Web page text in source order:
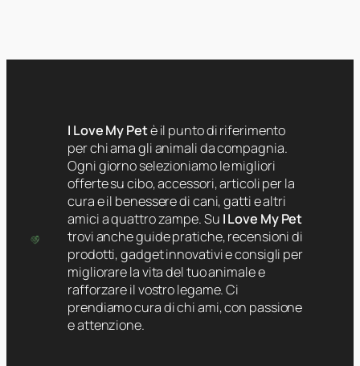
I Love My Petè il punto di riferimento
per chi ama gli animali da compagnia.
Ogni giorno selezioniamo le migliori
offerte su cibo, accessori, articoli per la
cura e il benessere di cani, gatti e altri
amici a quattro zampe. Su I Love My Pet
trovi anche guide pratiche, recensioni di
prodotti, gadget innovativi e consigli per
migliorare la vita del tuo animale e
rafforzare il vostro legame. Ci
prendiamo cura di chi ami, con passione
e attenzione.